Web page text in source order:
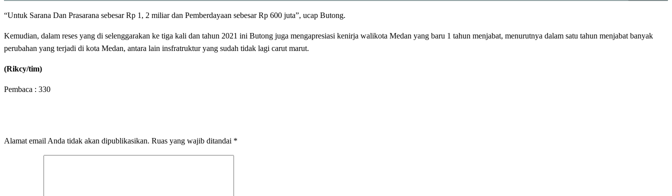
“Untuk Sarana Dan Prasarana sebesar Rp 1, 2 miliar dan Pemberdayaan sebesar Rp 600 juta”, ucap Butong.
Kemudian, dalam reses yang di selenggarakan ke tiga kali dan tahun 2021 ini Butong juga mengapresiasi kenirja walikota Medan yang baru 1 tahun menjabat, menurutnya dalam satu tahun menjabat banyak
perubahan yang terjadi di kota Medan, antara lain insfratruktur yang sudah tidak lagi carut marut.
(Rikcy/tim)
Pembaca : 330
Alamat email Anda tidak akan dipublikasikan. Ruas yang wajib ditandai *